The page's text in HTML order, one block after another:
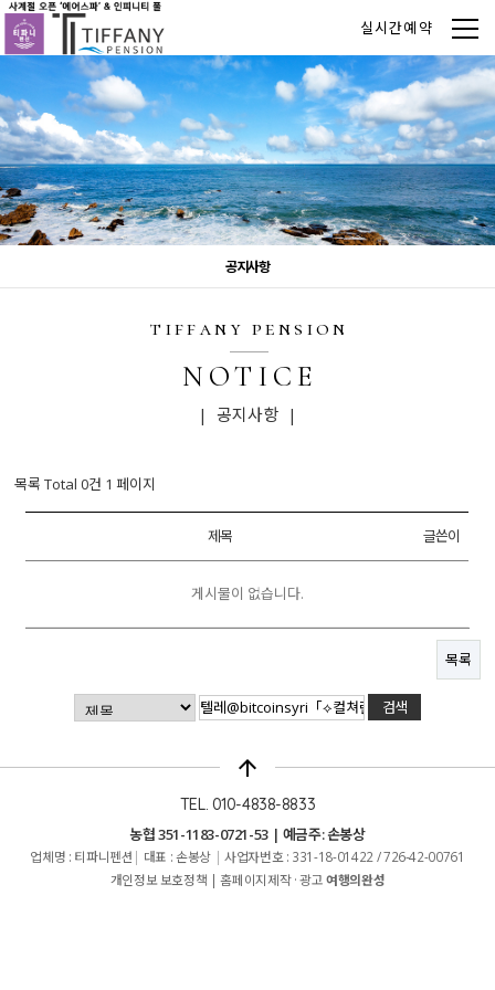
실시간예약
공지사항
tiffany pension
NOTICE
| 공지사항 |
목록 Total 0건 1 페이지
제목 글쓴이
게시물이 없습니다.
목록
arrow_upward
TEL. 010-4838-8833
농협 351-1183-0721-53 | 예금주: 손봉상
업체명 : 티파니펜션 | 대표 : 손봉상 | 사업자번호 : 331-18-01422 / 726-42-00761
개인정보 보호정책 | 홈페이지제작 · 광고여행의완성